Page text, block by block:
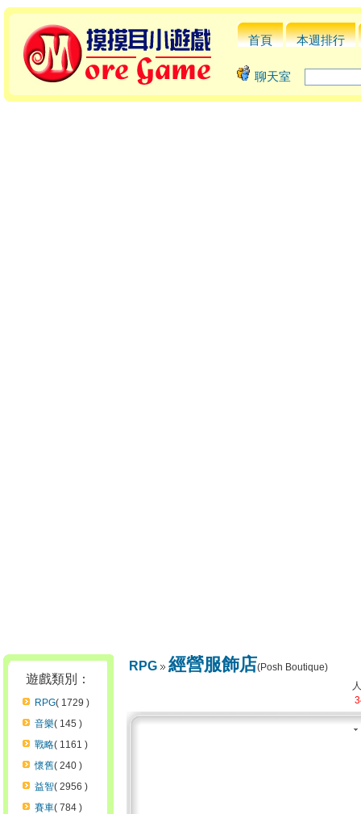
首頁 本週排行
聊天室
遊戲類別：
RPG( 1729 )
音樂( 145 )
戰略( 1161 )
懷舊( 240 )
益智( 2956 )
賽車( 784 )
RPG 經營服飾店(Posh Boutique)